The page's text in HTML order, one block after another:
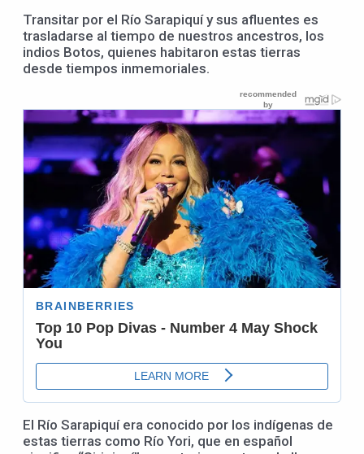
Transitar por el Río Sarapiquí y sus afluentes es
trasladarse al tiempo de nuestros ancestros, los
indios Botos, quienes habitaron estas tierras
desde tiempos inmemoriales.
El Río Sarapiquí era conocido por los indígenas de
estas tierras como Río Yori, que en español